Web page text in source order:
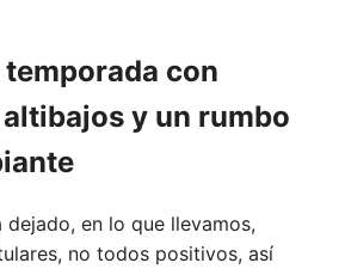
con
y un rumbo
dejado, en lo que llevamos,
no todos positivos, así